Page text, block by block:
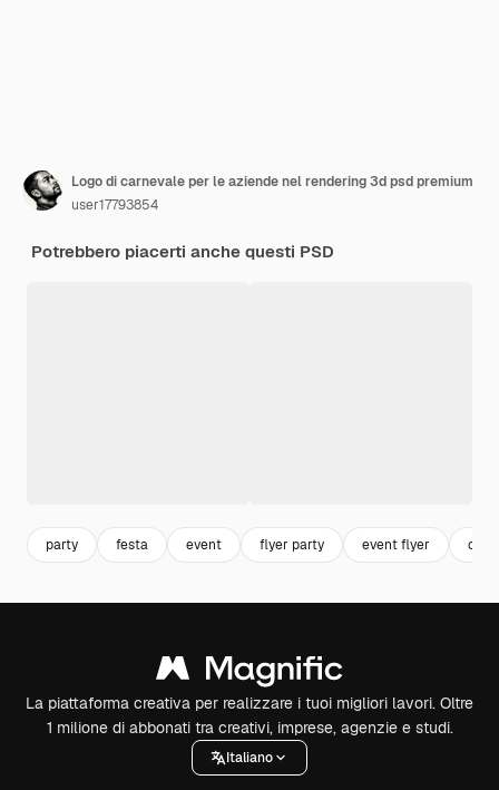
Logo di carnevale per le aziende nel rendering 3d psd premium
user17793854
Potrebbero piacerti anche questi PSD
party festa event flyer party event flyer
La piattaforma creativa per realizzare i tuoi migliori lavori. Oltre
1 milione di abbonati tra creativi, imprese, agenzie e studi.
Italiano